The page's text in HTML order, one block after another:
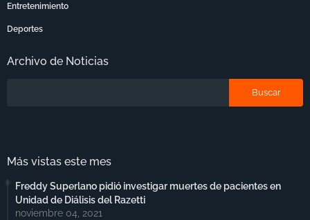
Entretenimiento
Deportes
Archivo de Noticias
Más vistas este mes
Freddy Superlano pidió investigar muertes de pacientes en
Unidad de Diálisis del Razetti
noviembre 04, 2021